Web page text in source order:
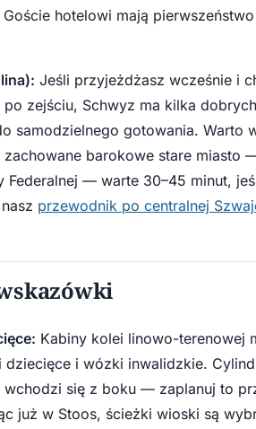
Goście hotelowi mają
Jeśli przyjeżdżasz wcześnie i
zejściu, Schwyz ma kilka dobrych
samodzielnego gotowania. Warto
zachowane barokowe stare miasto
Federalnej — warte 30–45 minut,
przewodnik po centralnej
Kabiny kolei linowo-terenowej
dziecięce i wózki inwalidzkie.
wchodzi się z boku — zaplanuj to
już w Stoos, ścieżki wioski są